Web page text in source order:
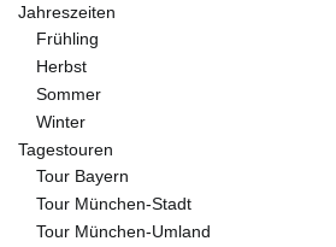
Jahreszeiten
Frühling
Herbst
Sommer
Winter
Tagestouren
Tour Bayern
Tour München-Stadt
Tour München-Umland